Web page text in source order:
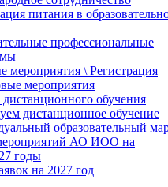
питания в
профессиональные
мероприятия \ Регистрация
мероприятия
обучения
дистанционное обучение
образовательный
АО ИОО на
годы
на 2027 год